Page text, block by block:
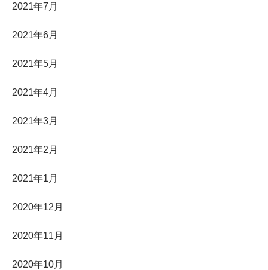
2021年7月
2021年6月
2021年5月
2021年4月
2021年3月
2021年2月
2021年1月
2020年12月
2020年11月
2020年10月